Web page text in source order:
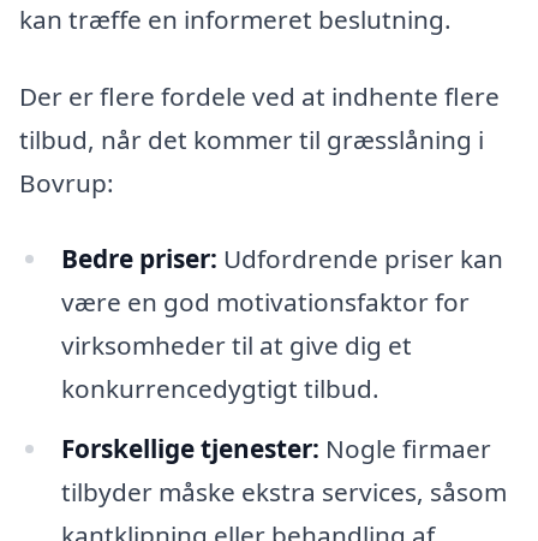
kan træffe en informeret beslutning.
Der er flere fordele ved at indhente flere
tilbud, når det kommer til græsslåning i
Bovrup:
Bedre priser: Udfordrende priser kan
være en god motivationsfaktor for
virksomheder til at give dig et
konkurrencedygtigt tilbud.
Forskellige tjenester: Nogle firmaer
tilbyder måske ekstra services, såsom